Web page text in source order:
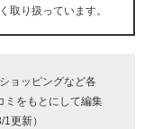
取り扱っています。
ョッピングなど各
ミをもとにして編集
更新）